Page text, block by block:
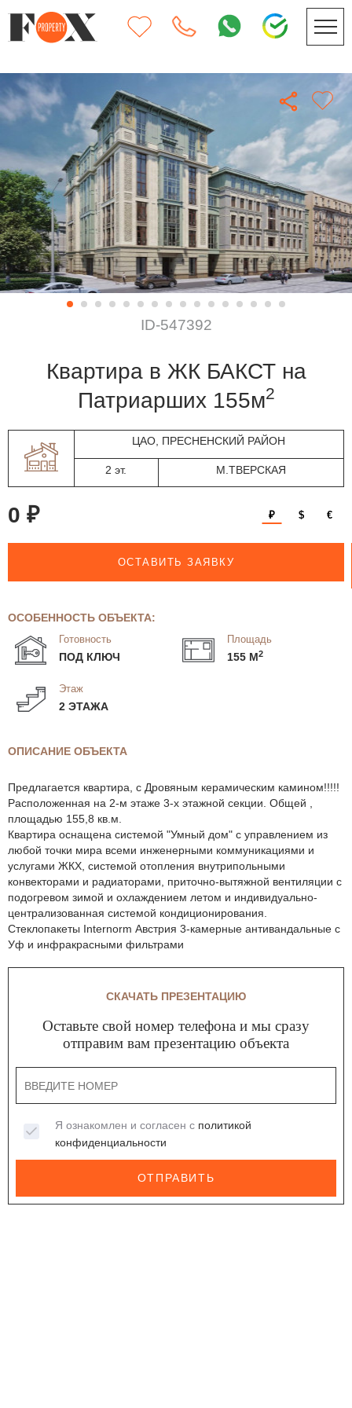
ID-547392
квартира в ЖК БАКСТ на
Патриарших 155м2
ЦАО, ПРЕСНЕНСКИЙ РАЙОН
2 эт. М.ТВЕРСКАЯ
0 ₽ ₽ $ €
ОСТАВИТЬ ЗАЯВКУ
ОСОБЕННОСТЬ ОБЪЕКТА:
Готовность
ПОД КЛЮЧ
Площадь
155 М2
Этаж
2 ЭТАЖА
ОПИСАНИЕ ОБЪЕКТА
Предлагается квартира, с Дровяным керамическим камином!!!!!
Расположенная на 2-м этаже 3-х этажной секции. Общей ,
площадью 155,8 кв.м.
Квартира оснащена системой "Умный дом" с управлением из
любой точки мира всеми инженерными коммуникациями и
услугами ЖКХ, системой отопления внутрипольными
конвекторами и радиаторами, приточно-вытяжной вентиляции с
подогревом зимой и охлаждением летом и индивидуально-
централизованная системой кондиционирования.
Стеклопакеты Internorm Австрия 3-камерные антивандальные с
Уф и инфракрасными фильтрами
СКАЧАТЬ ПРЕЗЕНТАЦИЮ
Оставьте свой номер телефона и мы сразу
отправим вам презентацию объекта
Я ознакомлен и согласен с политикой
конфиденциальности
ОТПРАВИТЬ